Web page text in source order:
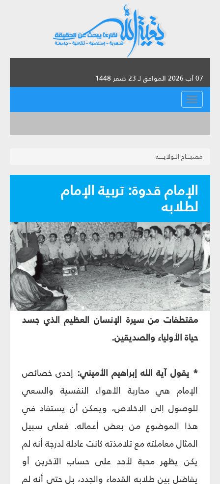
07 آب 2026 الموافق لـ 23 صفر 1448
القائمة
مصبــــاح الــولايـــــة
الإمام قدوة: تربية الإمام
لطلابه
مقتطفات من سيرة الإنسان العظيم الذي جسد
حياة الأولياء والصديقين.
* يقول آية الله إبراهيم الأميني: إحدى خصائص
الإمام هي محاربة الأهواء النفسية والسعي
للوصول إلى الإخلاص، ويمكن أن يستفاد في
هذا الموضوع من بعض أعماله. فعلى سبيل
المثال معاملته مع تلامذته كانت عادلة لدرجة أنه لم
يكن يظهر محبة لأحد على حساب الآخرين أو
يفاضل بين طلابه القدماء والجدد، بل حتى أنه لم